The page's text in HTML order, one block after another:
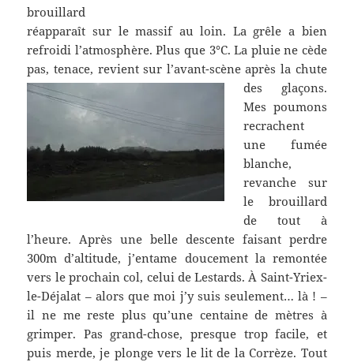
brouillard
réapparaît sur le massif au loin. La grêle a bien
refroidi l’atmosphère. Plus que 3°C. La pluie ne cède
pas, tenace, revient sur l’avant-scène après la chute
des glaçons.
Mes poumons
recrachent
une fumée
blanche,
revanche sur
le brouillard
de tout à
l’heure. Après une belle descente faisant perdre
300m d’altitude, j’entame doucement la remontée
vers le prochain col, celui de Lestards. À Saint-Yriex-
le-Déjalat – alors que moi j’y suis seulement… là ! –
il ne me reste plus qu’une centaine de mètres à
grimper. Pas grand-chose, presque trop facile, et
puis merde, je plonge vers le lit de la Corrèze. Tout